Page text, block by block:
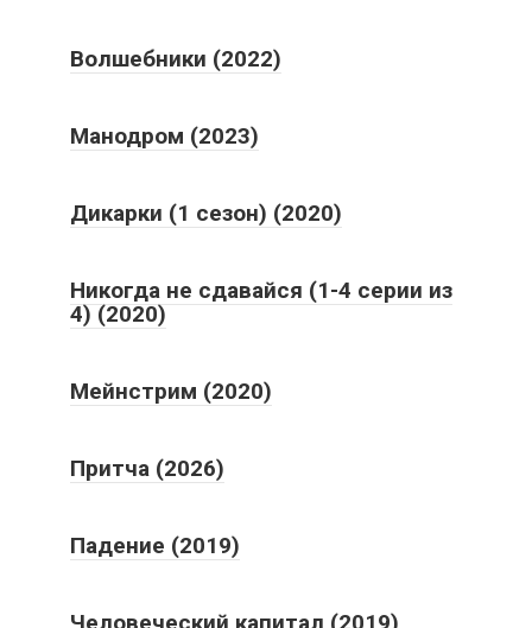
Волшебники (2022)
Манодром (2023)
Дикарки (1 сезон) (2020)
Никогда не сдавайся (1-4 серии из
4) (2020)
Мейнстрим (2020)
Притча (2026)
Падение (2019)